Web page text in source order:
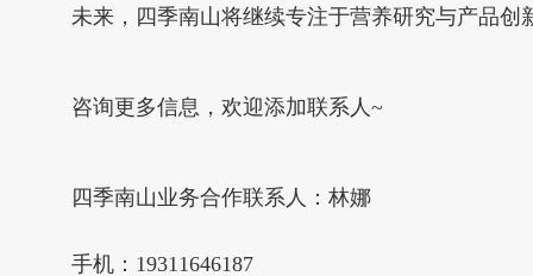
未来，四季南山将继续专注于营养研究与产品
咨询更多信息，欢迎添加联系人~
四季南山业务合作联系人：林娜
手机：19311646187